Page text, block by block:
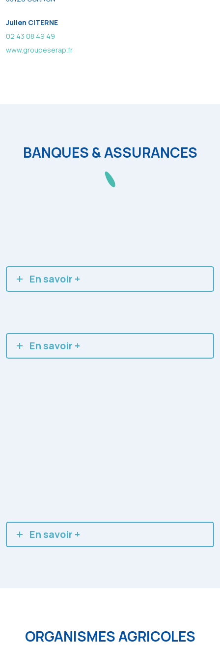
Julien CITERNE
02 43 08 49 49
www.groupeserap.fr
BANQUES & ASSURANCES
En savoir +
En savoir +
En savoir +
ORGANISMES AGRICOLES